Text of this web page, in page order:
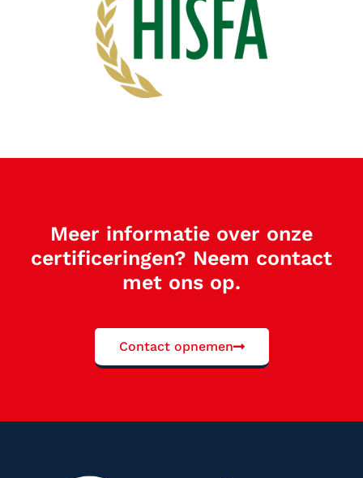
Meer informatie over onze
certificeringen? Neem contact
met ons op.
Contact opnemen